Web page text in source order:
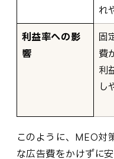
れ
利益率への影
響
固
費
利
し
このように、MEO対
な広告費をかけずに